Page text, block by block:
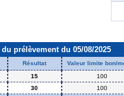
du prélèvement du 05/08/2025
Résultat
Valeur limite bon/
15
100
30
100